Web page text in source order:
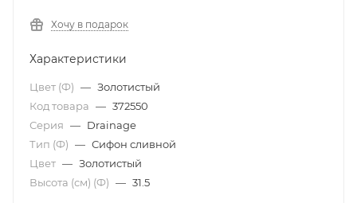
Хочу в подарок
Характеристики
Цвет (Ф) — Золотистый
Код товара — 372550
Серия — Drainage
Тип (Ф) — Сифон сливной
Цвет — Золотистый
Высота (см) (Ф) — 31.5